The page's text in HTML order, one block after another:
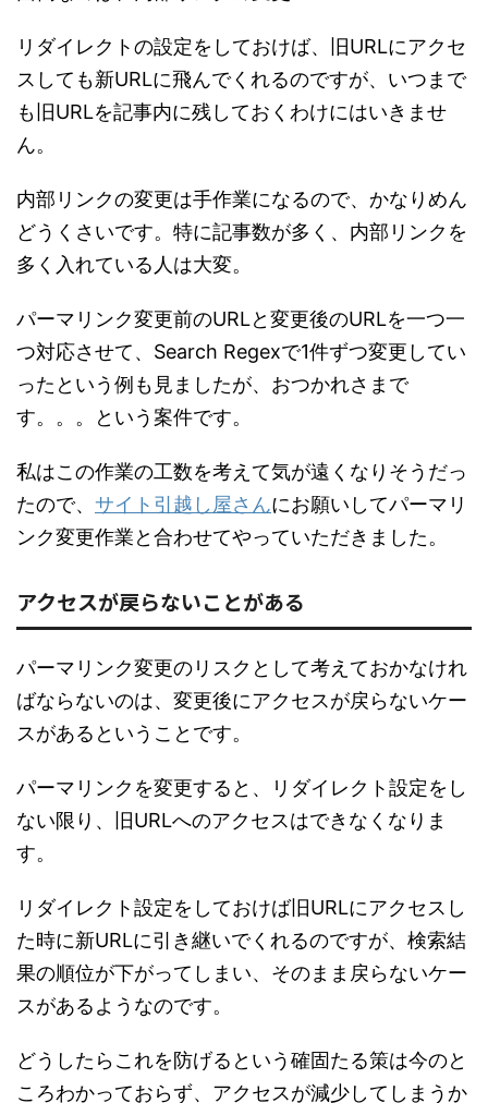
リダイレクトの設定をしておけば、旧URLにアクセ
スしても新URLに飛んでくれるのですが、いつまで
も旧URLを記事内に残しておくわけにはいきませ
ん。
内部リンクの変更は手作業になるので、かなりめん
どうくさいです。特に記事数が多く、内部リンクを
多く入れている人は大変。
パーマリンク変更前のURLと変更後のURLを一つ一
つ対応させて、Search Regexで1件ずつ変更してい
ったという例も見ましたが、おつかれさまで
す。。。という案件です。
私はこの作業の工数を考えて気が遠くなりそうだっ
たので、 サイト引越し屋さんにお願いしてパーマリ
ンク変更作業と合わせてやっていただきました。
アクセスが戻らないことがある
パーマリンク変更のリスクとして考えておかなけれ
ばならないのは、変更後にアクセスが戻らないケー
スがあるということです。
パーマリンクを変更すると、リダイレクト設定をし
ない限り、旧URLへのアクセスはできなくなりま
す。
リダイレクト設定をしておけば旧URLにアクセスし
た時に新URLに引き継いでくれるのですが、検索結
果の順位が下がってしまい、そのまま戻らないケー
スがあるようなのです。
どうしたらこれを防げるという確固たる策は今のと
ころわかっておらず、アクセスが減少してしまうか